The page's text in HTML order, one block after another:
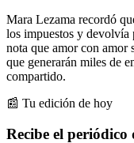
Mara Lezama recordó
los impuestos y devolvía
nota que amor con amor
que generarán miles de
compartido.
📰 Tu edición de hoy
Recibe el periódico